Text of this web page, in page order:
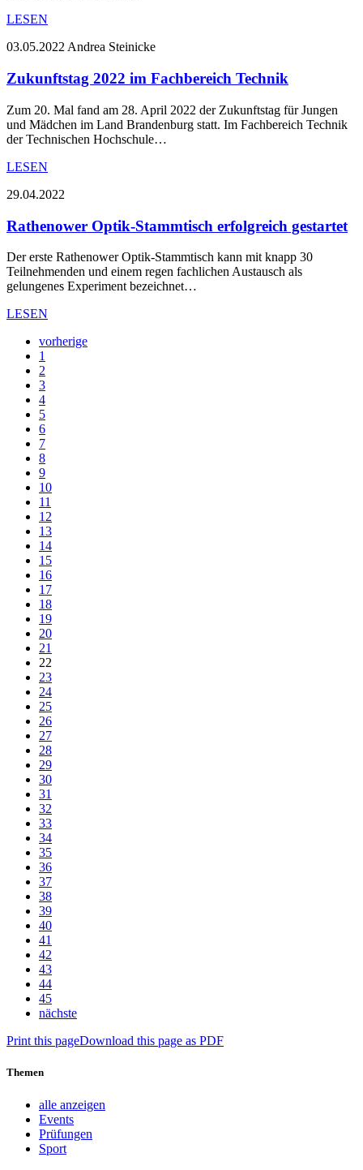
LESEN
03.05.2022 Andrea Steinicke
Zukunftstag 2022 im Fachbereich Technik
Zum 20. Mal fand am 28. April 2022 der Zukunftstag für Jungen
und Mädchen im Land Brandenburg statt. Im Fachbereich Technik
der Technischen Hochschule…
LESEN
29.04.2022
Rathenower Optik-Stammtisch erfolgreich gestartet
Der erste Rathenower Optik-Stammtisch kann mit knapp 30
Teilnehmenden und einem regen fachlichen Austausch als
gelungenes Experiment bezeichnet…
LESEN
vorherige
1
2
3
4
5
6
7
8
9
10
11
12
13
14
15
16
17
18
19
20
21
22
23
24
25
26
27
28
29
30
31
32
33
34
35
36
37
38
39
40
41
42
43
44
45
nächste
Print this pageDownload this page as PDF
Themen
alle anzeigen
Events
Prüfungen
Sport